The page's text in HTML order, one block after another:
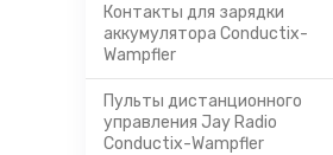
Контакты для зарядки
аккумулятора Conductix-
Wampfler
Пульты дистанционного
управления Jay Radio
Conductix-Wampfler